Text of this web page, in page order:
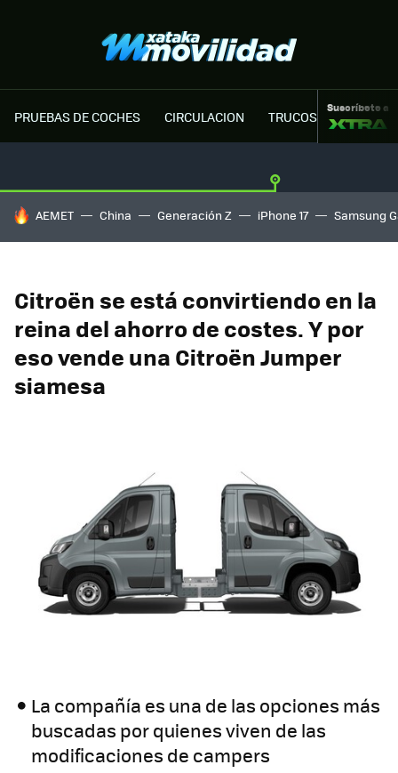
PRUEBAS DE COCHES CIRCULACION TRUCOS MOTOR
Suscríbete a
HOY SE HABLA DE
AEMET China Generación Z iPhone 17 Samsung
Citroën se está convirtiendo en la
reina del ahorro de costes. Y por
eso vende una Citroën Jumper
siamesa
La compañía es una de las opciones más
buscadas por quienes viven de las
modificaciones de campers